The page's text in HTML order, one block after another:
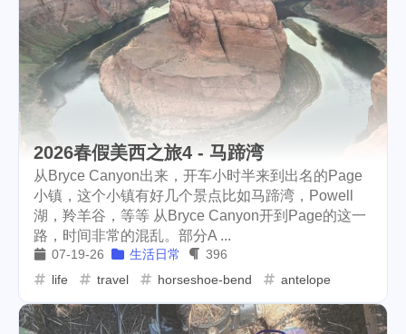
2026春假美西之旅4 - 马蹄湾
从Bryce Canyon出来，开车小时半来到出名的Page
小镇，这个小镇有好几个景点比如马蹄湾，Powell
湖，羚羊谷，等等 从Bryce Canyon开到Page的这一
路，时间非常的混乱。部分A ...
07-19-26 生活日常
396
life
travel horseshoe-bend antelope